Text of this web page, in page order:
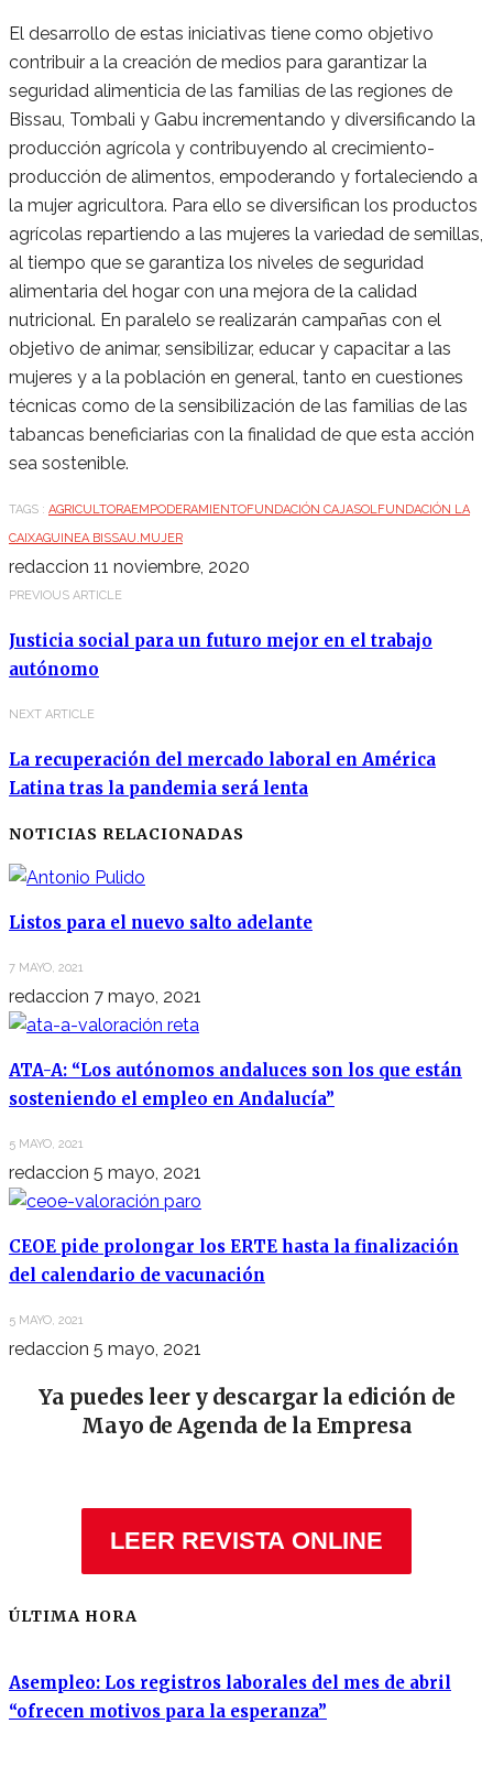
El desarrollo de estas iniciativas tiene como objetivo
contribuir a la creación de medios para garantizar la
seguridad alimenticia de las familias de las regiones de
Bissau, Tombali y Gabu incrementando y diversificando la
producción agrícola y contribuyendo al crecimiento-
producción de alimentos, empoderando y fortaleciendo a
la mujer agricultora. Para ello se diversifican los productos
agrícolas repartiendo a las mujeres la variedad de semillas,
al tiempo que se garantiza los niveles de seguridad
alimentaria del hogar con una mejora de la calidad
nutricional. En paralelo se realizarán campañas con el
objetivo de animar, sensibilizar, educar y capacitar a las
mujeres y a la población en general, tanto en cuestiones
técnicas como de la sensibilización de las familias de las
tabancas beneficiarias con la finalidad de que esta acción
sea sostenible.
TAGS : AGRICULTORAEMPODERAMIENTOFUNDACIÓN CAJASOL FUNDACIÓN LA
CAIXAGUINEA BISSAU. MUJER
redaccion 11 noviembre, 2020
PREVIOUS ARTICLE
Justicia social para un futuro mejor en el trabajo
autónomo
NEXT ARTICLE
La recuperación del mercado laboral en América
Latina tras la pandemia será lenta
NOTICIAS RELACIONADAS
Listos para el nuevo salto adelante
7 MAYO, 2021
redaccion 7 mayo, 2021
ATA-A: “Los autónomos andaluces son los que están
sosteniendo el empleo en Andalucía”
5 MAYO, 2021
redaccion 5 mayo, 2021
CEOE pide prolongar los ERTE hasta la finalización
del calendario de vacunación
5 MAYO, 2021
redaccion 5 mayo, 2021
Ya puedes leer y descargar la edición de
Mayo de Agenda de la Empresa
LEER REVISTA ONLINE
ÚLTIMA HORA
Asempleo: Los registros laborales del mes de abril
“ofrecen motivos para la esperanza”